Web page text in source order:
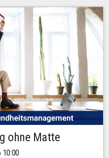
ohne Matte
10:00